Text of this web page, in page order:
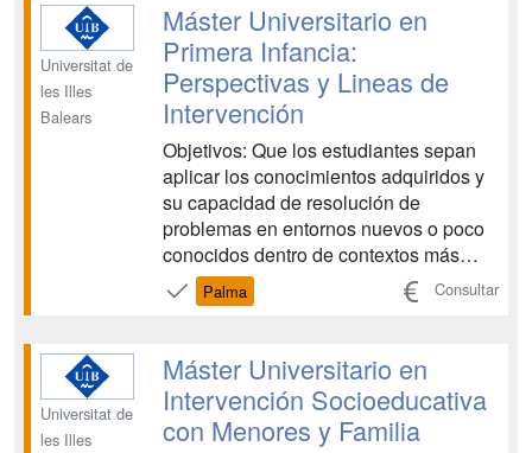
Universitat de
les Illes
Balears
Máster Universitario en
Primera Infancia:
Perspectivas y Lineas de
Intervención
Objetivos: Que los estudiantes sepan
aplicar los conocimientos adquiridos y
su capacidad de resolución de
problemas en entornos nuevos o poco
conocidos dentro de contextos más
amplios (o multidisciplinares)
relacionados con su área de estudio.
integrar conocimientos y enfrentarse a
la complejidad de formular juicios a
part...
Palma Consultar
Universitat de
les Illes
Máster Universitario en
Intervención Socioeducativa
con Menores y Familia